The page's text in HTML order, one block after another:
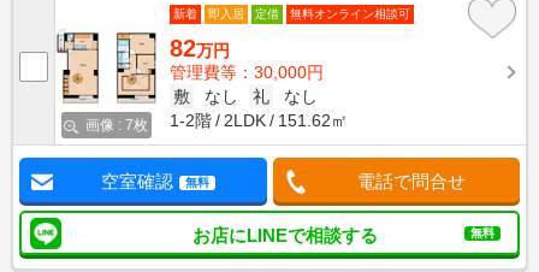
画像 : 7枚
新着 即入居 定借 無料オンライン相談可
82万円
管理費等：30,000円
敷
なし 礼
なし
1-2階
2LDK 151.62㎡
空室確認 無料 電話で問合せ
お店にLINEで相談する 無料